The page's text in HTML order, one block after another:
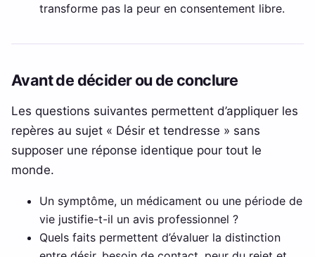
transforme pas la peur en consentement libre.
Avant de décider ou de conclure
Les questions suivantes permettent d’appliquer les
repères au sujet « Désir et tendresse » sans
supposer une réponse identique pour tout le
monde.
Un symptôme, un médicament ou une période de
vie justifie-t-il un avis professionnel ?
Quels faits permettent d’évaluer la distinction